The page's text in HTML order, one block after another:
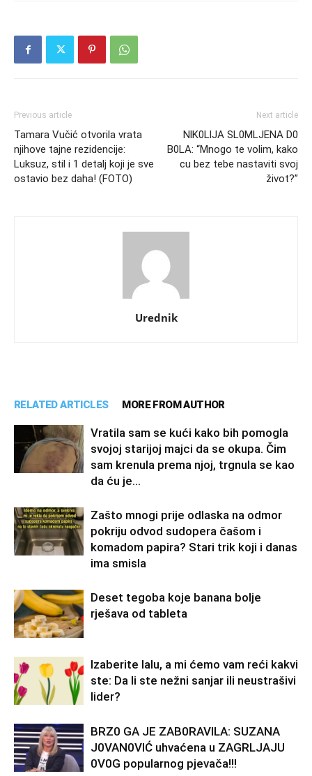
Previous article
Tamara Vučić otvorila vrata
njihove tajne rezidencije:
Luksuz, stil i 1 detalj koji je sve
ostavio bez daha! (FOTO)
Next article
NlK0LlJA SL0MLJENA D0
B0LA: “Mnogo te volim, kako
cu bez tebe nastaviti svoj
život?”
Urednik
RELATED ARTICLES MORE FROM AUTHOR
Vratila sam se kući kako bih pomogla
svojoj starijoj majci da se okupa. Čim
sam krenula prema njoj, trgnula se kao
da ću je...
Zašto mnogi prije odlaska na odmor
pokriju odvod sudopera čašom i
komadom papira? Stari trik koji i danas
ima smisla
Deset tegoba koje banana bolje
rješava od tableta
Izaberite lalu, a mi ćemo vam reći kakvi
ste: Da li ste nežni sanjar ili neustrašivi
lider?
BRZ0 GA JE ZAB0RAVlLA: SUZANA
J0VAN0VIĆ uhvaćena u ZAGRLJAJU
0V0G popularnog pjevača!!!